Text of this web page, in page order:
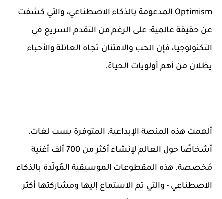
Optimism المدعومة بالذكاء الاصطناعي، والتي كشفت
عن حقيقة عالمية: على الرغم من التقدم السريع في
التكنولوجيا، فإن الحب والامتنان تجاه العائلة والأحباء
يظلان من أهم أولويات الحياة.
ألهمت هذه المنصة الإبداعية، المتوفرة بست لغات،
أشخاصًا حول العالم لإنشاء أكثر من 700 ألف أغنية
مُخصصة. هذه المقطوعات الموسيقية المُولّدة بالذكاء
الاصطناعي - والتي تم الاستماع إليها ومشاركتها أكثر